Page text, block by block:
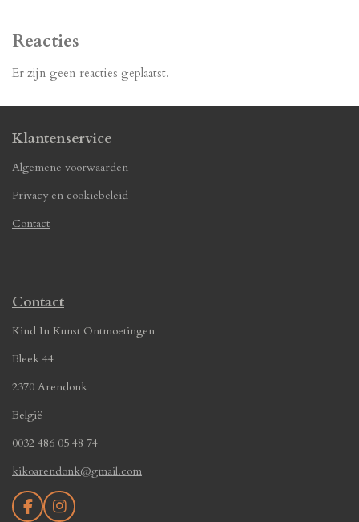
Reacties
Er zijn geen reacties geplaatst.
Klantenservice
Algemene voorwaarden
Privacy en cookiebeleid
Contact
Contact
Kind In Kunst Ontmoetingen
Bleek 44
2370 Arendonk
België
0032 486 05 48 74
kikoarendonk@gmail.com
F
I